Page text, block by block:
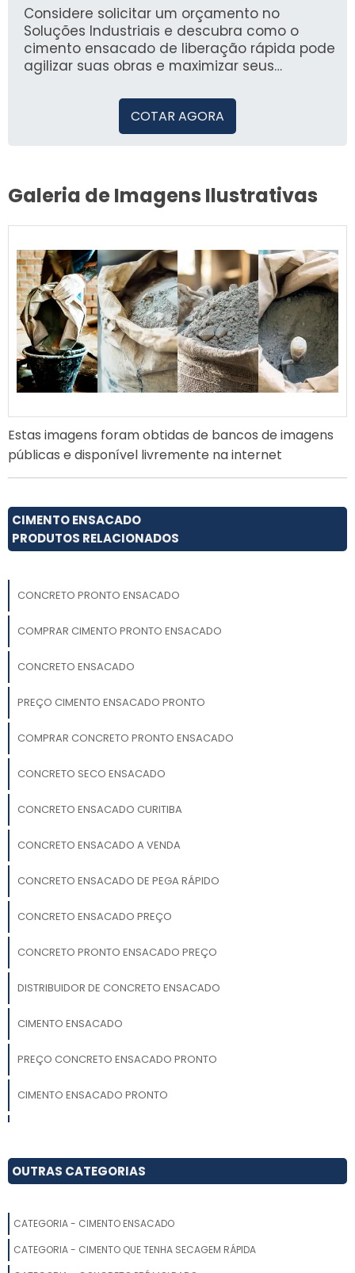
experiência segura e rápida para encontrar
exatamente o que você precisa para suas
aplicações industriais.
Considere solicitar um orçamento no
Soluções Industriais e descubra como o
cimento ensacado de liberação rápida pode
agilizar suas obras e maximizar seus
COTAR AGORA
Galeria de Imagens Ilustrativas
Estas imagens foram obtidas de bancos de imagens
públicas e disponível livremente na internet
CIMENTO ENSACADO
PRODUTOS RELACIONADOS
CONCRETO PRONTO ENSACADO
COMPRAR CIMENTO PRONTO ENSACADO
CONCRETO ENSACADO
PREÇO CIMENTO ENSACADO PRONTO
COMPRAR CONCRETO PRONTO ENSACADO
CONCRETO SECO ENSACADO
CONCRETO ENSACADO CURITIBA
CONCRETO ENSACADO A VENDA
CONCRETO ENSACADO DE PEGA RÁPIDO
CONCRETO ENSACADO PREÇO
CONCRETO PRONTO ENSACADO PREÇO
DISTRIBUIDOR DE CONCRETO ENSACADO
CIMENTO ENSACADO
PREÇO CONCRETO ENSACADO PRONTO
CIMENTO ENSACADO PRONTO
COMPRAR CONCRETO ENSACADO
OUTRAS CATEGORIAS
CATEGORIA - CIMENTO ENSACADO
CATEGORIA - CIMENTO QUE TENHA SECAGEM RÁPIDA